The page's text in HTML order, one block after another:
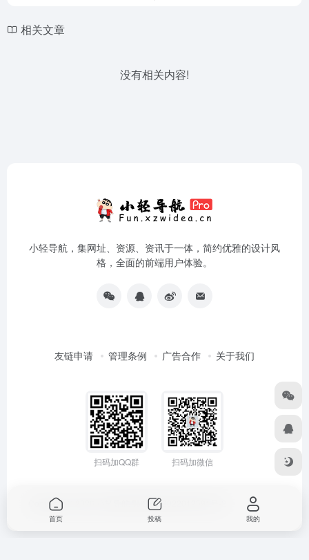
相关文章
没有相关内容!
小轻导航，集网址、资源、资讯于一体，简约优雅的设计风
格，全面的前端用户体验。
友链申请 管理条例 广告合作 关于我们
扫码加QQ群 扫码加微信
Copyright © 2026 鄂ICP备2022012591号-2
首页 投稿 我的